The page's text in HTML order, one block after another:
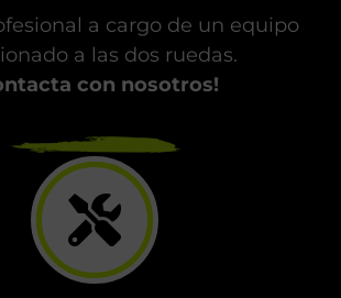
DÓNDE PINTAR TU MOTO
EN PREMIÀ DE DALT?
a cargo de un equipo
a las dos ruedas.
con nosotros!